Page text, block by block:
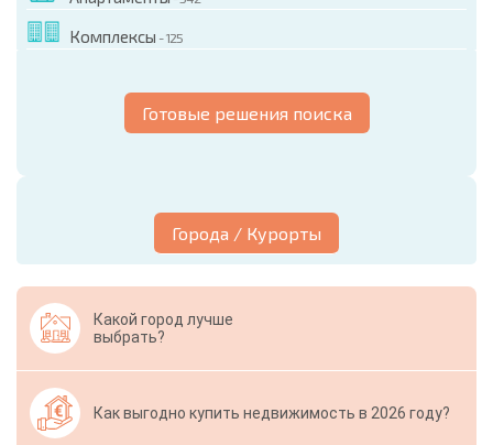
Комплексы - 125
Готовые решения поиска
Города / Курорты
Какой город лучше
выбрать?
Как выгодно купить недвижимость в 2026 году?